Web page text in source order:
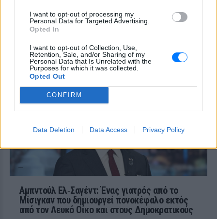
I want to opt-out of processing my
Personal Data for Targeted Advertising.
Opted In
I want to opt-out of Collection, Use,
Retention, Sale, and/or Sharing of my
Personal Data that Is Unrelated with the
Purposes for which it was collected.
Opted Out
CONFIRM
Data Deletion Data Access Privacy Policy
GMT, αφήνοντας πίσω του κρατήρα 18
μέτρων - η οπτική επιβεβαίωση
Παναθηναϊκός – ΤΣΣΚΑ 1948:
Ενός λεπτού σιγή στη μνήμη
τη ζωή τους
Οι «πράσινοι« θα τιμήσουν όσους έπεσαν
Αμπντούλ Ελ‑Σαγέντ: Ένας γιατρός από το
Μίσιγκαν που δημιουργεί πονοκέφαλο εκτός
από τον Λευκό Οίκο και στους Δημοκρατικούς